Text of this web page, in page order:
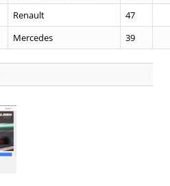
Renault 47
Mercedes 39